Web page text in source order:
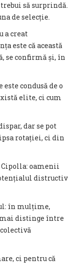
să surprindă.
de selecție.
a creat
este că această
se confirmă și, în
este condusă de o
elite, ci cum
dar se pot
rotației, ci din
oamenii
distructiv
în mulțime,
mai distinge între
ci pentru că